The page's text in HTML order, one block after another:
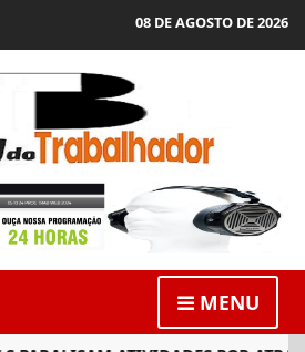
08 DE AGOSTO DE 2026
MENU